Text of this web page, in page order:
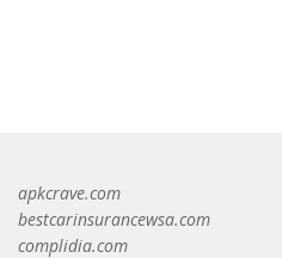
apkcrave.com
bestcarinsurancewsa.com
complidia.com